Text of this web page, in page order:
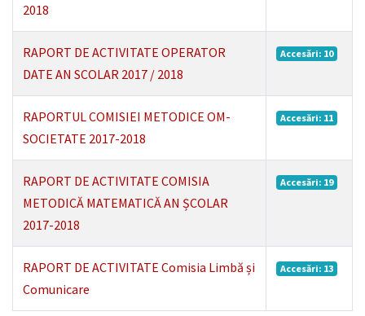
2018
RAPORT DE ACTIVITATE OPERATOR
DATE AN SCOLAR 2017 / 2018
Accesări: 10
RAPORTUL COMISIEI METODICE OM-
SOCIETATE 2017-2018
Accesări: 11
RAPORT DE ACTIVITATE COMISIA
METODICĂ MATEMATICĂ AN ȘCOLAR
2017-2018
Accesări: 19
RAPORT DE ACTIVITATE Comisia Limbă și
Comunicare
Accesări: 13